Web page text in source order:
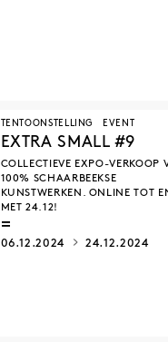
TENTOONSTELLING EVENT
EXTRA SMALL #9
COLLECTIEVE EXPO-VERKOOP
100% SCHAARBEEKSE
KUNSTWERKEN. ONLINE TOT
MET 24.12!
06.12.2024 24.12.2024